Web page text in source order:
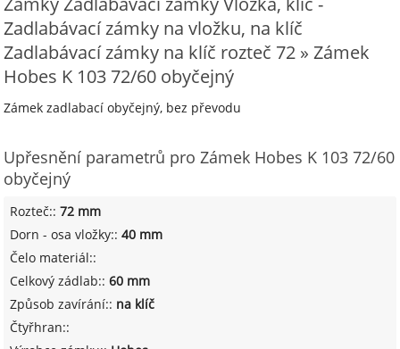
Zadlabávací zámky na vložku, na klíč
Zadlabávací zámky na klíč rozteč 72 » Zámek
Hobes K 103 72/60 obyčejný
Zámek zadlabací obyčejný, bez převodu
Upřesnění parametrů pro Zámek Hobes K 103 72/60
obyčejný
Rozteč::72 mm
Dorn - osa vložky::40 mm
Čelo materiál::
Celkový zádlab::60 mm
Způsob zavírání:: na klíč
Čtyřhran::